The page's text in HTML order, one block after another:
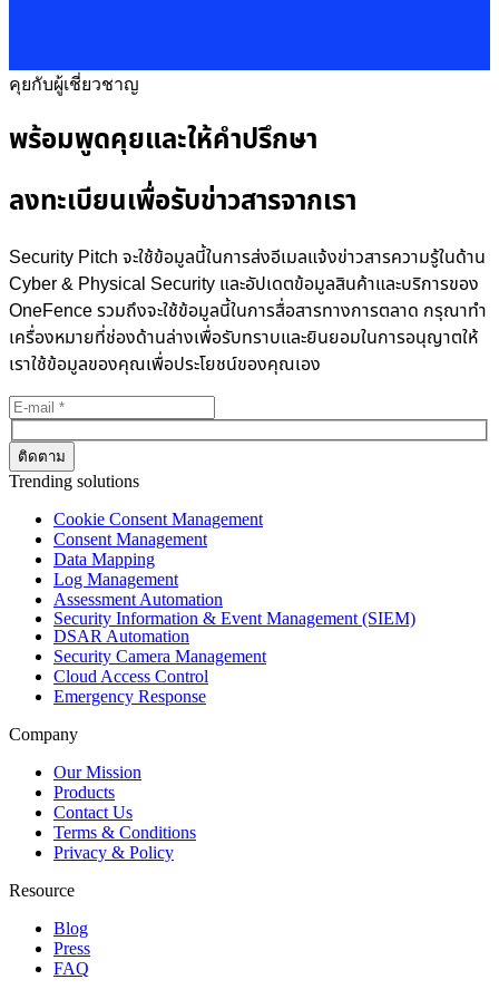
ลงทะเบียนเพื่อรับข่าวสารจากเรา
Security Pitch จะใช้ข้อมูลนี้ในการส่งอีเมลแจ้งข่าวสารความรู้ในด้าน
OneFence รวมถึงจะใช้ข้อมูลนี้ในการสื่อสารทางการตลาด กรุณาทำ
เราใช้ข้อมูลของคุณเพื่อประโยชน์ของคุณเอง
Trending solutions
Cookie Consent Management
Consent Management
Data Mapping
Log Management
Assessment Automation
DSAR Automation
Security Camera Management
Cloud Access Control
Emergency Response
Company
Our Mission
Products
Contact Us
Privacy & Policy
Resource
Blog
Press
FAQ
Our OFFICE
Security Pitch Co., Ltd.
16/78 G Village BKk Building